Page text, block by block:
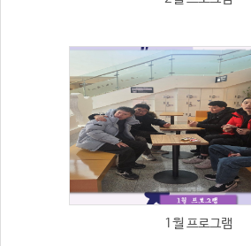
1월 프로그램